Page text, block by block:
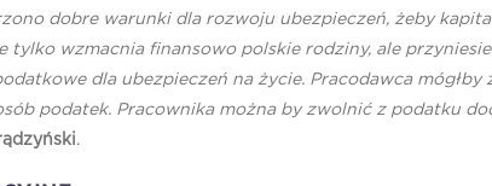
dobre warunki dla rozwoju ubezpieczeń, żeby
tylko wzmacnia finansowo polskie rodziny, ale
dla ubezpieczeń na życie. Pracodawca
podatek. Pracownika można by zwolnić z podatku
.